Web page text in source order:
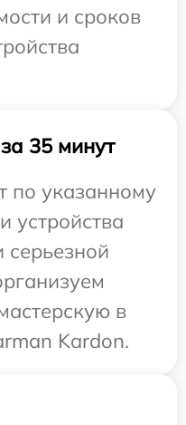
и сроков
35 минут
по указанному
устройства
в
Kardon.